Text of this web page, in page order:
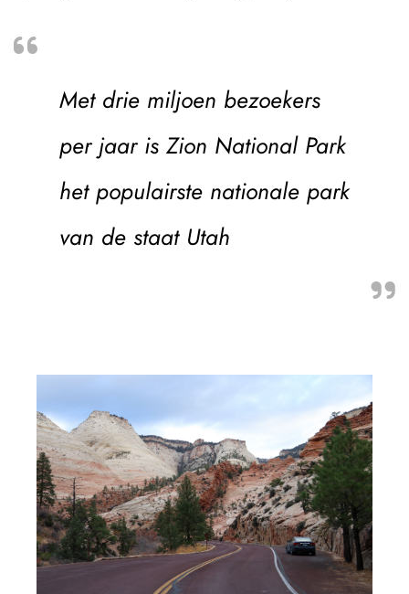
Met drie miljoen bezoekers
per jaar is Zion National Park
het populairste nationale park
van de staat Utah